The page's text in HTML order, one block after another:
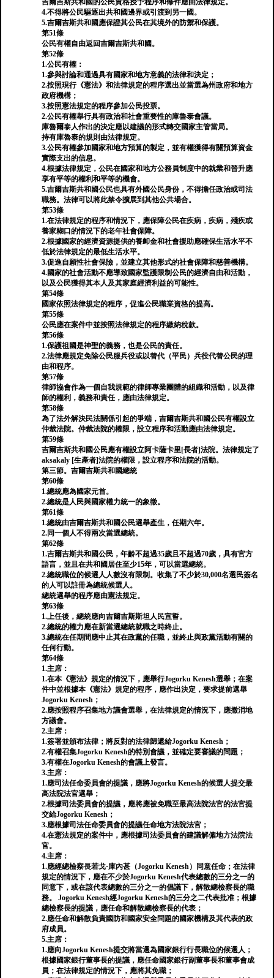
吉爾吉斯共和國的公民資格授予程序和條件應由法律規定。
4.不得將公民驅逐出共和國邊界或引渡到另一國。
5.吉爾吉斯共和國應保證其公民在其境外的防禦和保護。
第51條
公民有權自由返回吉爾吉斯共和國。
第52條
1.公民有權：
1.參與討論和通過具有國家和地方意義的法律和決定；
2.按照現行《憲法》和法律規定的程序選出並當選為州政府和地方
政府機構；
3.按照憲法規定的程序參加公民投票。
2.公民有權舉行具有政治和社會重要性的庫魯泰會議。
庫魯爾泰人作出的決定應以建議的形式轉交國家主管當局。
持有庫魯泰的規則由法律規定。
3.公民有權參加國家和地方預算的製定，並有權獲得有關預算資金
實際支出的信息。
4.根據法律規定，公民在國家和地方公務員制度中的就業和晉升應
享有平等的權利和平等的機會。
5.吉爾吉斯共和國公民也具有外國公民身份，不得擔任政治或司法
職務。法律可以將此禁令擴展到其他公共場合。
第53條
1.在法律規定的程序和情況下，應保障公民在疾病，疾病，殘疾或
養家糊口的情況下的老年社會保障。
2.根據國家的經濟資源提供的養卹金和社會援助應確保生活水平不
低於法律規定的最低生活水平。
3.促進自願性社會保險，並建立其他形式的社會保障和慈善機構。
4.國家的社會活動不應導致國家監護限制公民的經濟自由和活動，
以及公民獲得其本人及其家庭經濟利益的可能性。
第54條
國家依照法律規定的程序，促進公民職業資格的提高。
第55條
公民應在案件中並按照法律規定的程序繳納稅款。
第56條
1.保護祖國是神聖的義務，也是公民的責任。
2.法律應規定免除公民服兵役或以替代（平民）兵役代替公民的理
由和程序。
第57條
律師協會作為一個自我規範的律師專業團體的組織和活動，以及律
師的權利，義務和責任，應由法律規定。
第58條
為了法外解決民法關係引起的爭端，吉爾吉斯共和國公民有權設立
仲裁法院。仲裁法院的權限，設立程序和活動應由法律規定。
第59條
吉爾吉斯共和國公民應有權設立阿卡薩卡里[長者]法院。法律規定了
aksakaly [生產者]法院的權限，設立程序和法院的活動。
第三節。吉爾吉斯共和國總統
第60條
1.總統應為國家元首。
2.總統是人民與國家權力統一的象徵。
第61條
1.總統由吉爾吉斯共和國公民選舉產生，任期六年。
2.同一個人不得兩次當選總統。
第62條
1.吉爾吉斯共和國公民，年齡不超過35歲且不超過70歲，具有官方
語言，並且在共和國居住至少15年，可以當選總統。
2.總統職位的候選人人數沒有限制。收集了不少於30,000名選民簽名
的人可以註冊為總統候選人。
總統選舉的程序應由憲法規定。
第63條
1.上任後，總統應向吉爾吉斯斯坦人民宣誓。
2.總統的權力應在新當選總統就職之時終止。
3.總統在任期間應中止其在政黨的任職，並終止與政黨活動有關的
任何行動。
第64條
1.主席：
1.在本《憲法》規定的情況下，應舉行Jogorku Kenesh選舉；在案
件中並根據本《憲法》規定的程序，應作出決定，要求提前選舉
Jogorku Kenesh；
2.應按照程序召集地方議會選舉，在法律規定的情況下，應撤消地
方議會。
2.主席：
1.簽署並頒布法律；將反對的法律歸還給Jogorku Kenesh；
2.有權召集Jogorku Kenesh的特別會議，並確定要審議的問題；
3.有權在Jogorku Kenesh的會議上發言。
3.主席：
1.應司法任命委員會的提議，應將Jogorku Kenesh的候選人提交最
高法院法官選舉；
2.根據司法委員會的提議，應將應被免職至最高法院法官的法官提
交給Jogorku Kenesh；
3.應根據司法任命委員會的提議任命地方法院法官；
4.在憲法規定的案件中，應根據司法委員會的建議解僱地方法院法
官。
4.主席：
1.應經總檢察長若戈·庫內甚（Jogorku Kenesh）同意任命；在法律
規定的情況下，應在不少於Jogorku Kenesh代表總數的三分之一的
同意下，或在該代表總數的三分之一的倡議下，解散總檢察長的職
務。 Jogorku Kenesh經Jogorku Kenesh的三分之二代表批准；根據
總檢察長的提議，應任命和解散總檢察長的代表；
2.應任命和解散負責國防和國家安全問題的國家機構及其代表的政
府成員。
5.主席：
1.應向Jogorku Kenesh提交將當選為國家銀行行長職位的候選人；
根據國家銀行董事長的提議，應任命國家銀行副董事長和董事會成
員；在法律規定的情況下，應將其免職；